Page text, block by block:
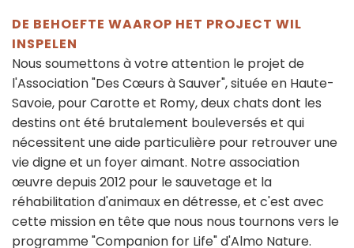
DE BEHOEFTE WAAROP HET PROJECT WIL
INSPELEN
Nous soumettons à votre attention le projet de
l'Association "Des Cœurs à Sauver", située en Haute-
Savoie, pour Carotte et Romy, deux chats dont les
destins ont été brutalement bouleversés et qui
nécessitent une aide particulière pour retrouver une
vie digne et un foyer aimant. Notre association
œuvre depuis 2012 pour le sauvetage et la
réhabilitation d'animaux en détresse, et c'est avec
cette mission en tête que nous nous tournons vers le
programme "Companion for Life" d'Almo Nature.